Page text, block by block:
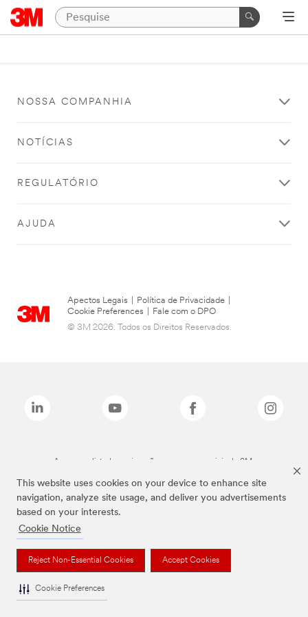
This website uses cookies on your device to enhance site
navigation, analyze site usage, and deliver you advertisements
based on your interests.
Cookie Notice
Reject Non-Essential Cookies Accept Cookies
Cookie Preferences
NOSSA COMPANHIA
NOTÍCIAS
REGULATÓRIO
AJUDA
Apectos Legais Política de Privacidade
Cookie Preferences
Fale com o DPO
© 3M 2026. Todos os Direitos Reservados.
As marcas listadas a cima são marcas comerciais da 3M.